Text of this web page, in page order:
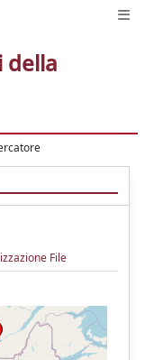
della
File